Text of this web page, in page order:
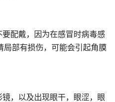
配戴，因为在感冒时病毒感
局部有损伤，可能会引起角膜
，以及出现眼干，眼涩，眼